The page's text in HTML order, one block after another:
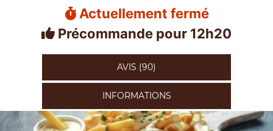
Actuellement fermé
Précommande pour 12h20
AVIS (90)
INFORMATIONS